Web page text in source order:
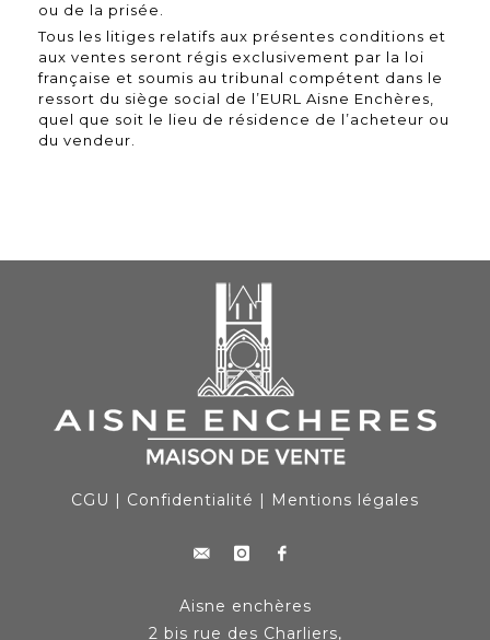
ou de la prisée.
Tous les litiges relatifs aux présentes conditions et
aux ventes seront régis exclusivement par la loi
française et soumis au tribunal compétent dans le
ressort du siège social de l’EURL Aisne Enchères,
quel que soit le lieu de résidence de l’acheteur ou
du vendeur.
CGU Confidentialité Mentions légales
Aisne enchères
2 bis rue des Charliers,